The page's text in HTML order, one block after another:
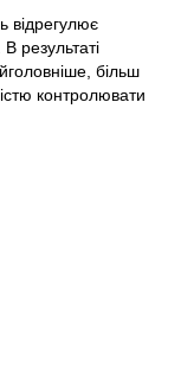
відрегулює
результаті
більш
контролювати